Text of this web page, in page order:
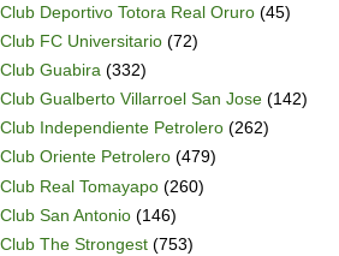
Club Deportivo Totora Real Oruro (45)
Club FC Universitario (72)
Club Guabira (332)
Club Gualberto Villarroel San Jose (142)
Club Independiente Petrolero (262)
Club Oriente Petrolero (479)
Club Real Tomayapo (260)
Club San Antonio (146)
Club The Strongest (753)